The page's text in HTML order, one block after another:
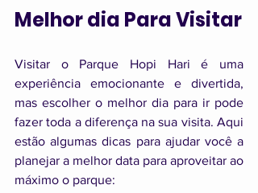
Melhor dia Para Visitar
Visitar o Parque Hopi Hari é uma
experiência emocionante e divertida,
mas escolher o melhor dia para ir pode
fazer toda a diferença na sua visita. Aqui
estão algumas dicas para ajudar você a
planejar a melhor data para aproveitar ao
máximo o parque: